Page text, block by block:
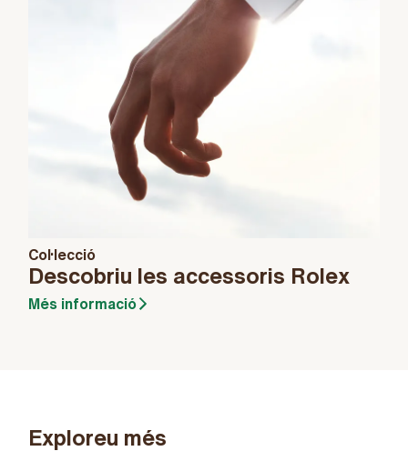
Col·lecció
Descobriu les accessoris Rolex
Més informació
Exploreu més